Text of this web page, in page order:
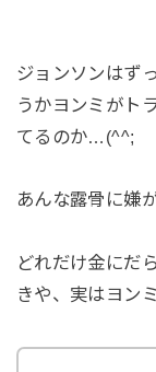
ジョンソンはず
うかヨンミがト
てるのか…(^^;
あんな露骨に嫌
どれだけ金にだ
きや、実はヨン